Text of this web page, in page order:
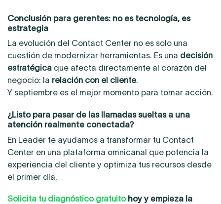
Conclusión para gerentes: no es tecnología, es
estrategia
La evolución del Contact Center no es solo una
cuestión de modernizar herramientas. Es una decisión
estratégica que afecta directamente al corazón del
negocio: la relación con el cliente.
Y septiembre es el mejor momento para tomar acción.
¿Listo para pasar de las llamadas sueltas a una
atención realmente conectada?
En Leader te ayudamos a transformar tu Contact
Center en una plataforma omnicanal que potencia la
experiencia del cliente y optimiza tus recursos desde
el primer día.
Solicita tu diagnóstico gratuitohoy y empieza la